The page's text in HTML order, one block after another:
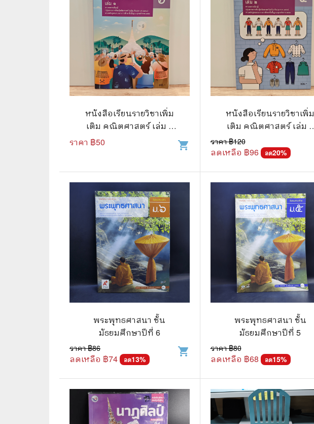
หนังสือเรียนรายวิชาเพิ่ม
เติม คณิตศาสตร์ เล่ม 1
ชั้นมัธยมศึกษาปีที่ 6
ราคา ฿50 shopping_cart
หนังสือเรียนรายวิชาเพิ่ม
เติม คณิตศาสตร์ เล่ม 2
ชั้นมัธยมศึกษาปีที่ 5
ราคา ฿120
ลดเหลือ ฿96 ลด20%
พระพุทธศาสนา ชั้น
มัธยมศึกษาปีที่ 6
ราคา ฿86
ลดเหลือ ฿74 ลด13%
shopping_cart
พระพุทธศาสนา ชั้น
มัธยมศึกษาปีที่ 5
ราคา ฿80
ลดเหลือ ฿68 ลด15%
🏞️ นิยายภาพ
👨‍❤️‍👨 นิยายวาย นิยายยูริ
✍️ นิยายฟิคชั่น
🌏 นิยายแปล
🏰 วรรณกรรมเยาวชน
🛸 ไซไฟ วิทยาศาสตร์
🌟 นิยายไลท์โนเวล
🌞 นิยายแจ่มใส
❤️ รัก โรแมนติก
❤️‍🔥❤️‍🔥 นิยายรัก ราคาถูกสุด
💀 ผี สยองขวัญ ระทึกขวัญ
🎭 ดราม่า ชีวิต
🔍 สืบสวน สอบสวน
⚔️ แอ็คชั่น ต่อสู้
😀 ตลก สนุกสนาน
นิยาย วรรณกรรม
☀️ สนพ.วิบูลย์กิจ
🟦 สนพ.เนชั่น
⭕ สนพ.สยามอินเตอร์
🔴 สนพ.บูรพัฒน์
🔲 สนพ.Zenshu
การ์ตูนรายเดือน รายสัปดาห์
การ์ตูนแก๊ก
หนังสือการ์ตูน
🐲 หนังสือเด็ก
🪐 ความรู้สำหรับเด็ก